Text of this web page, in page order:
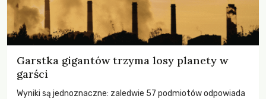
Garstka gigantów trzyma losy planety w
garści
Wyniki są jednoznaczne: zaledwie 57 podmiotów odpowiada